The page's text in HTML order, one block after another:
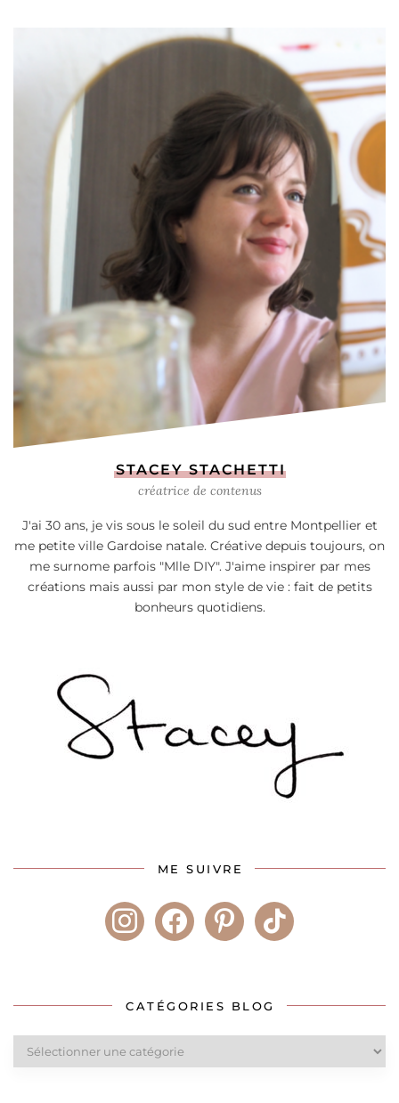
STACEY STACHETTI
créatrice de contenus
J'ai 30 ans, je vis sous le soleil du sud entre Montpellier et
me petite ville Gardoise natale. Créative depuis toujours, on
me surnome parfois "Mlle DIY". J'aime inspirer par mes
créations mais aussi par mon style de vie : fait de petits
bonheurs quotidiens.
ME SUIVRE
instagramfacebookpinteresttiktok
CATÉGORIES BLOG
blog